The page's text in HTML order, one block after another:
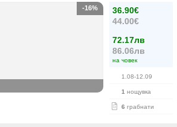
36.90€
44.00€
72.17лв
86.06лв
на човек
1.08-12.09
1 нощувка
6 грабнати
-16%